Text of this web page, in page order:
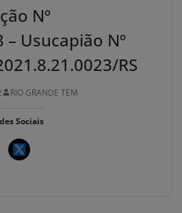
Nº
– Usucapião Nº
RS
RIO GRANDE TEM
Sociais